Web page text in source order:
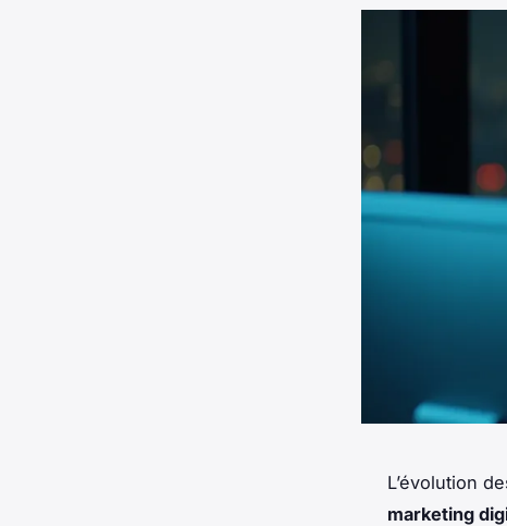
L’évolution
marketing